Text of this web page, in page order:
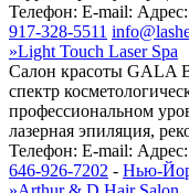
Телефон: E-mail: Адрес:
917-328-5511
»Light Touch Laser Spa
Салон красоты GALA
спектр
профессиональном
лазерная эпиляция,
Телефон: E-mail: Адрес:
646-926-7202 - Нью-